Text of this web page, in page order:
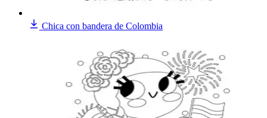
Chica con bandera de Colombia